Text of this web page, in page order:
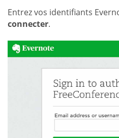
Entrez vos identifiants
connecter.